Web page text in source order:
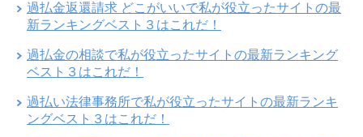
過払金返還請求 どこがいいで私が役立ったサイトの最
新ランキングベスト３はこれだ！
過払金の相談で私が役立ったサイトの最新ランキング
ベスト３はこれだ！
過払い法律事務所で私が役立ったサイトの最新ランキ
ングベスト３はこれだ！